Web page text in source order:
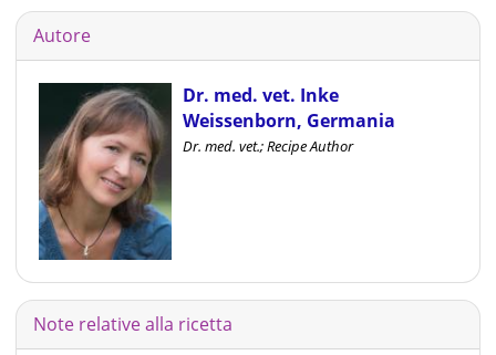
Autore
Dr. med. vet. Inke
Weissenborn, Germania
Dr. med. vet.; Recipe Author
Note relative alla ricetta